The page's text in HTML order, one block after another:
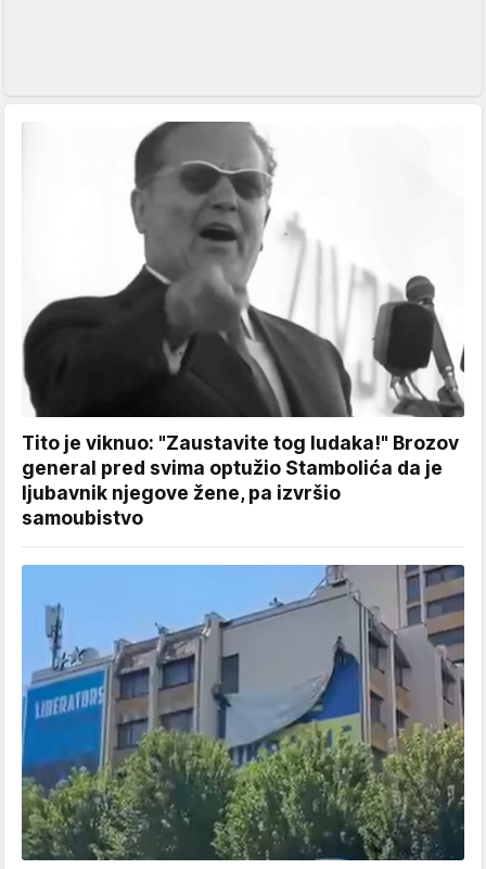
Tito je viknuo: "Zaustavite tog ludaka!" Brozov
general pred svima optužio Stambolića da je
ljubavnik njegove žene, pa izvršio
samoubistvo